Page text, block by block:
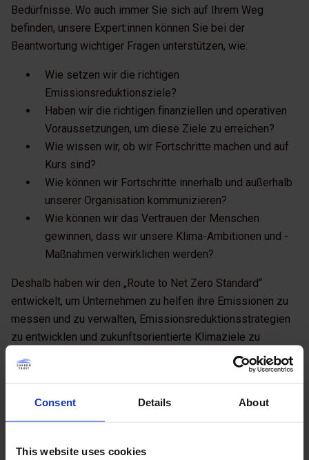
Consent Details About
This website uses cookies
Bedürfnisse. Wo auch immer Sie sich auf Ihrem Weg
befinden, unsere Expert:innen können Sie bei der
Beantwortung wichtiger Fragen unterstützen, wie:
Wie setzen wir die richtigen
Emissionsreduktionsziele?
Haben wir die richtigen finanziellen und operativen
Voraussetzungen, um diese Ziele zu erreichen?
Wie wissen wir, ob wir Fortschritte machen und auf
Kurs sind?
Wie können wir Fortschritte innerhalb und außerhalb
unserer Organisation kommunizieren?
Wie können wir das Vertrauen der Menschen
gewinnen, dass wir unsere Klima-Ambitionen und -
Maßnahmen verwirklichen werden?
Deshalb haben wir den „Route to Net Zero Standard“
entwickelt, um Unternehmen zu helfen ihre Emissionen zu
messen und zu verwalten, Emissionsreduktionsstrategien
zu entwicklen und zukunftsorientierte Klimaziele zu